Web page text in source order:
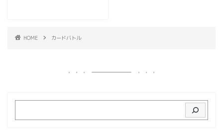
HOME カードバトル